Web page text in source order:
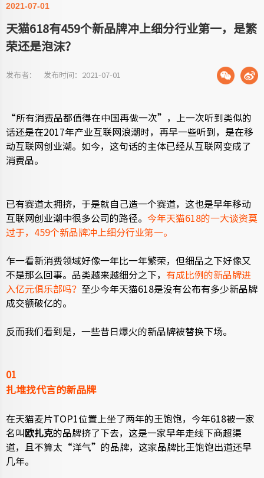
2021-07-01
天猫618有459个新品牌冲上细分行业第一，是繁
荣还是泡沫？
发布者： 发布时间：2021-07-01
“所有消费品都值得在中国再做一次”，上一次听到类似的
话还是在2017年产业互联网浪潮时，再早一些听到，是在移
动互联网创业潮。如今，这句话的主体已经从互联网变成了
消费品。
已有赛道太拥挤，于是就自己造一个赛道，这也是早年移动
互联网创业潮中很多公司的路径。 今年天猫618的一大谈资莫
过于，459个新品牌冲上细分行业第一。
乍一看新消费领域好像一年比一年繁荣，但细品之下好像又
不是那么回事。品类越来越细分之下， 有成比例的新品牌进
入亿元俱乐部吗？
至少今年天猫618是没有公布有多少新品牌
成交额破亿的。
反而我们看到是，一些昔日爆火的新品牌被替换下场。
01
扎堆找代言的新品牌
在天猫麦片TOP1位置上坐了两年的王饱饱，今年618被一家
名叫 欧扎克的品牌挤了下去，这是一家早年走线下商超渠
道，且不算太“洋气”的品牌，这家品牌比王饱饱出道还早
几年。